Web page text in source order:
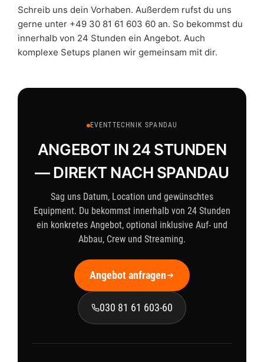
Schreib uns dein Vorhaben. Außerdem rufst du uns
gerne unter +49 30 81 61 603 60 an. So bekommst du
innerhalb von 24 Stunden ein Angebot. Auch
komplexe Setups planen wir gemeinsam mit dir.
EVENTTECHNIK SPANDAU
ANGEBOT IN 24 STUNDEN
— DIREKT NACH SPANDAU
Sag uns Datum, Location und gewünschtes
Equipment. Du bekommst innerhalb von 24 Stunden
ein konkretes Angebot, optional inklusive Auf- und
Abbau, Crew und Streaming.
Angebot anfragen
030 81 61 603-60